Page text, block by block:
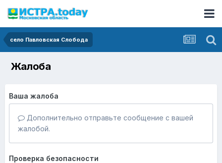
село Павловская Слобода
Жалоба
Ваша жалоба
Дополнительно отправьте сообщение с вашей
жалобой.
Проверка безопасности